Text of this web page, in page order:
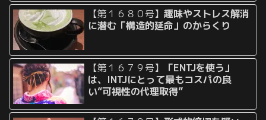
【第１６８０号】趣味やストレス解消
に潜む「構造的延命」のからくり
【第１６７９号】
「ENTJを使う」
は、INTJにとって最もコスパの良
い“可視性の代理取得”